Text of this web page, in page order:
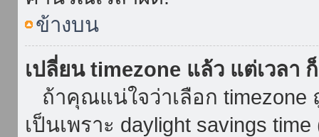
ข้างบน
เปลี่ยน timezone แล้ว แต่เวลา
ถ้าคุณแน่ใจว่าเลือก timezone
เป็นเพราะ daylight savings